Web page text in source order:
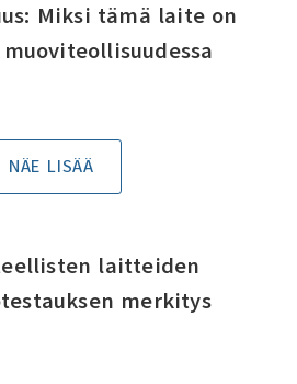
Miksi tämä laite on
NÄE LISÄÄ
laitteiden
merkitys